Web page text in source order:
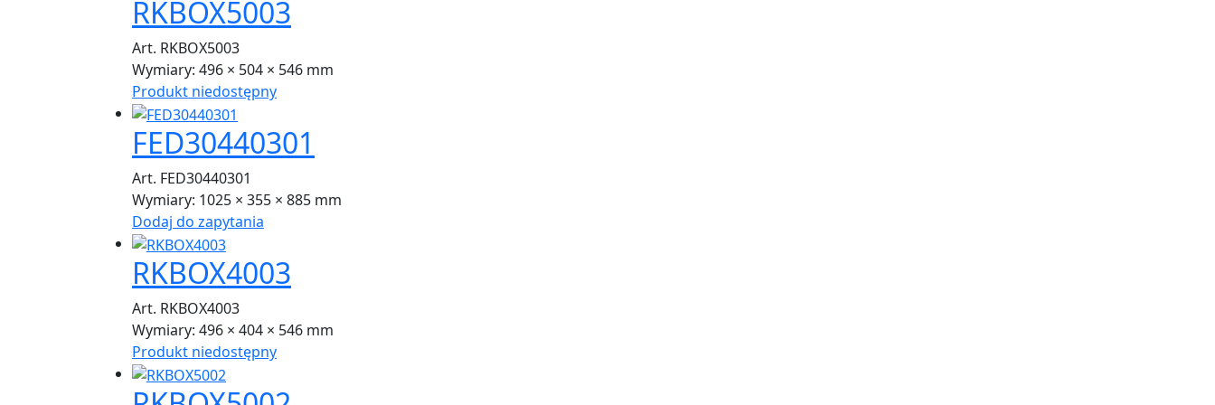
RKBOX5003
Art. RKBOX5003
Wymiary: 496 × 504 × 546 mm
Produkt niedostępny
FED30440301
Art. FED30440301
Wymiary: 1025 × 355 × 885 mm
Dodaj do zapytania
RKBOX4003
Art. RKBOX4003
Wymiary: 496 × 404 × 546 mm
Produkt niedostępny